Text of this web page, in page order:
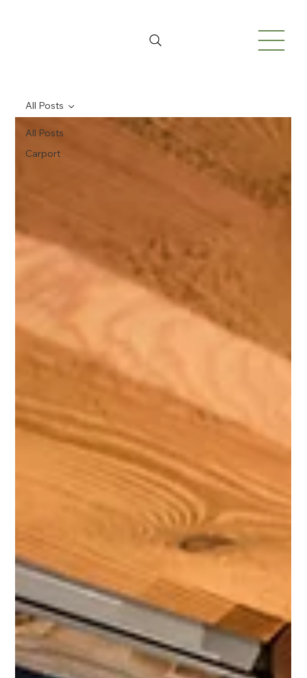
All Posts
Carport
All Posts